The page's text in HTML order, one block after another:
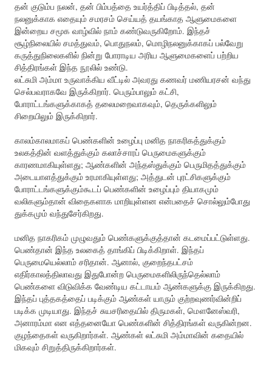
தன் குடும்ப நலன், தன் பிம்பத்தை உயர்த்திப் பிடித்தல், தன்
நலனுக்காக எதையும் சமரசம் செய்யத் தயங்காத ஆளுமைகளை
இன்றைய சமூக வாழ்வில் நாம் கண்டுவருகிறோம். இந்தச்
சூழ்நிலையில் சமத்துவம், பொதுநலம், மொழிநலனுக்காகப் பல்வேறு
கருத்துநிலைகளில் நின்று போராடிய அரிய ஆளுமைகளைப் பற்றிய
சித்திரங்கள் இந்த நூலில் உண்டு.
லட்சுமி அம்மா உருவாக்கிய வீட்டில் அவரது கணவர் மணியரசன் வந்து
செல்பவராகவே இருக்கிறார். பெரும்பாலும் கட்சி,
போராட்டங்களுக்காகத் தலைமறைவாகவும், தெருக்களிலும்
சிறையிலும் இருக்கிறார்.
காலம்காலமாகப் பெண்களின் உழைப்பு மனித நாகரிகத்துக்கும்
உலகத்தின் வளத்துக்கும் கலாச்சாரப் பெருமைகளுக்கும்
காரணமாகியுள்ளது; ஆண்களின் அந்தஸ்துக்கும் பெருமிதத்துக்கும்
அடையாளத்துக்கும் உரமாகியுள்ளது; அத்துடன் புரட்சிகளுக்கும்
போராட்டங்களுக்கும்கூடப் பெண்களின் உழைப்பும் தியாகமும்
வலிகளும்தான் விதைகளாக மாறியுள்ளன என்பதைச் சொல்லும்போது
துக்கமும் வந்துசேர்கிறது.
மனித நாகரிகம் முழுவதும் பெண்களுக்குத்தான் கடமைப்பட்டுள்ளது.
பெண்தான் இந்த உலகைத் தாங்கிப் பிடிக்கிறாள். இந்தப்
பெருமையெல்லாம் சரிதான். ஆனால், குறைந்தபட்சம்
எதிர்காலத்திலாவது இதுபோன்ற பெருமைகளிலிருந்தெல்லாம்
பெண்களை விடுவிக்க வேண்டிய கட்டாயம் ஆண்களுக்கு இருக்கிறது.
இந்தப் புத்தகத்தைப் படிக்கும் ஆண்கள் யாரும் குற்றவுணர்வின்றிப்
படிக்க முடியாது. இந்தச் சுயசரிதையில் திருமகள், மௌனேஸ்வரி,
அனாரம்மா என எத்தனையோ பெண்களின் சித்திரங்கள் வருகின்றன.
குழந்தைகள் வருகிறார்கள். ஆண்கள் லட்சுமி அம்மாவின் கதையில்
மிகவும் சிறுத்திருக்கிறார்கள்.